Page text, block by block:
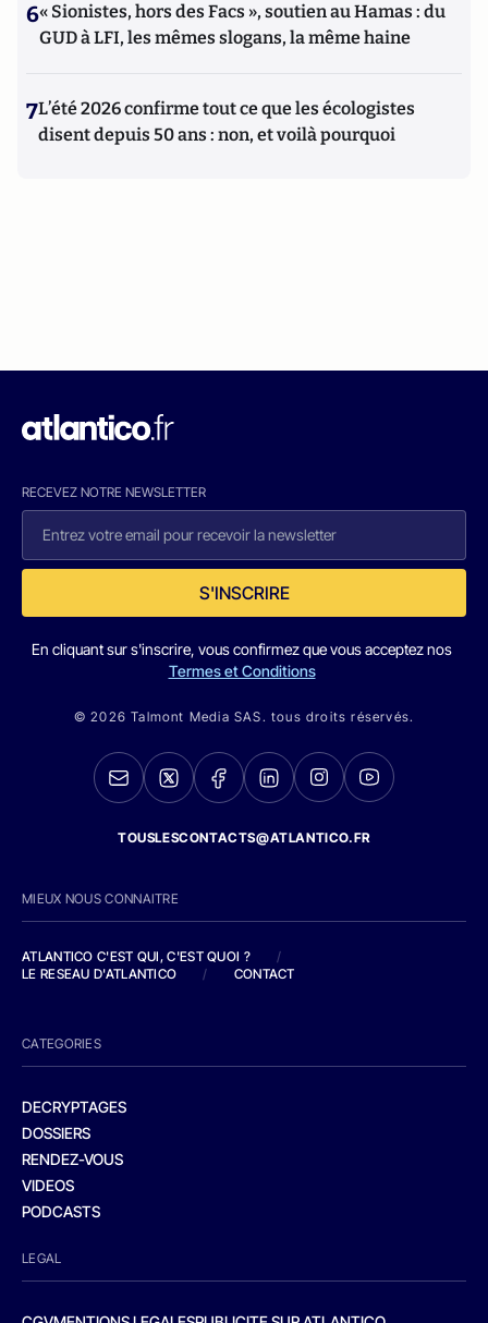
6« Sionistes, hors des Facs », soutien au Hamas : du
GUD à LFI, les mêmes slogans, la même haine
7L’été 2026 confirme tout ce que les écologistes
disent depuis 50 ans : non, et voilà pourquoi
RECEVEZ NOTRE NEWSLETTER
S'INSCRIRE
En cliquant sur s'inscrire, vous confirmez que vous acceptez nos
Termes et Conditions
© 2026 Talmont Media SAS. tous droits réservés.
TOUSLESCONTACTS@ATLANTICO.FR
MIEUX NOUS CONNAITRE
ATLANTICO C'EST QUI, C'EST QUOI ?
/
LE RESEAU D'ATLANTICO
/ CONTACT
CATEGORIES
DECRYPTAGES
DOSSIERS
RENDEZ-VOUS
VIDEOS
PODCASTS
LEGAL